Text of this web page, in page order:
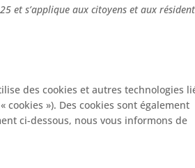
et s’applique aux citoyens et aux
des cookies et autres technologies
»). Des cookies sont également
ci-dessous, nous vous informons de